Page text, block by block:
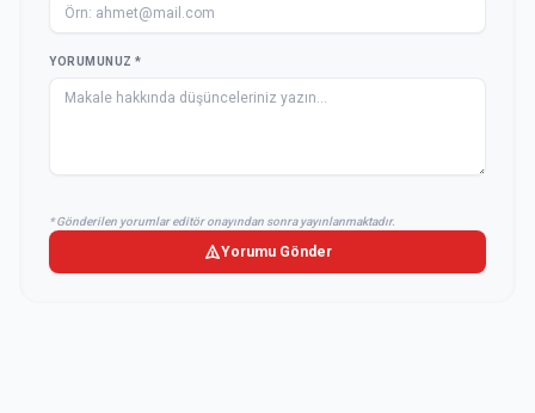
YORUMUNUZ *
* Gönderilen yorumlar editör onayından sonra yayınlanmaktadır.
Yorumu Gönder